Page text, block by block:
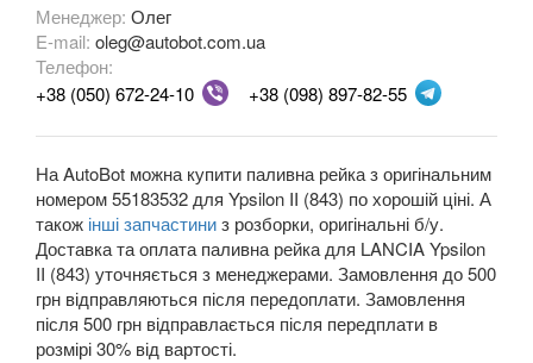
MG
MASERATI
MAZDA keyboard_arrow_down
MERCEDES-BENZ keyboard_arrow_down
MINI keyboard_arrow_down
MITSUBISHI
NISSAN
Менеджер: Олег
E-mail: oleg@autobot.com.ua
Телефон:
+38 (050) 672-24-10
+38 (098) 897-82-55
На AutoBot можна купити паливна рейка з оригінальним
номером 55183532 для Ypsilon II (843) по хорошій ціні. А
також інші запчастиниз розборки, оригінальні б/у.
Доставка та оплата паливна рейка для LANCIA Ypsilon
II (843) уточняється з менеджерами. Замовлення до 500
грн відправляються після передоплати. Замовлення
після 500 грн відправлається після передплати в
розмірі 30% від вартості.